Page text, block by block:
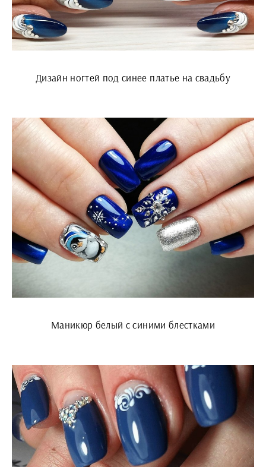
Дизайн ногтей под синее платье на свадьбу
Маникюр белый с синими блестками